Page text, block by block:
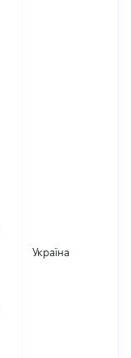
Україна